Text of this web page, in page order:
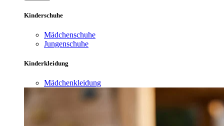
Kinderschuhe
Mädchenschuhe
Jungenschuhe
Kinderkleidung
Mädchenkleidung